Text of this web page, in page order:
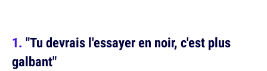
"Tu devrais l'essayer en noir, c'est plus
galbant"